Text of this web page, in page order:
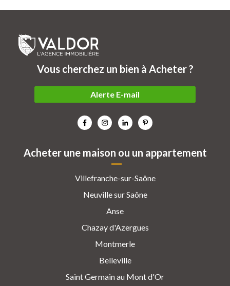
Acheter une maison ou un appartement
Villefranche-sur-Saône
Neuville sur Saône
Anse
Chazay d'Azergues
Montmerle
Belleville
Saint Germain au Mont d'Or
Vous cherchez un bien à Acheter ?
Alerte E-mail